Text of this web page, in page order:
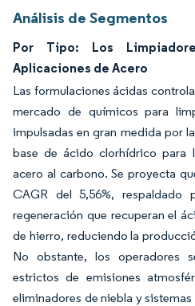
Análisis de Segmentos
Por Tipo: Los
Aplicaciones de Acero
Las formulaciones ácidas
mercado de químicos para
impulsadas en gran medida por
base de ácido clorhídrico para
acero al carbono. Se proyecta
CAGR del 5,56%, respaldado
regeneración que recuperan el
de hierro, reduciendo la
No obstante, los operadores
estrictos de emisiones
eliminadores de niebla y